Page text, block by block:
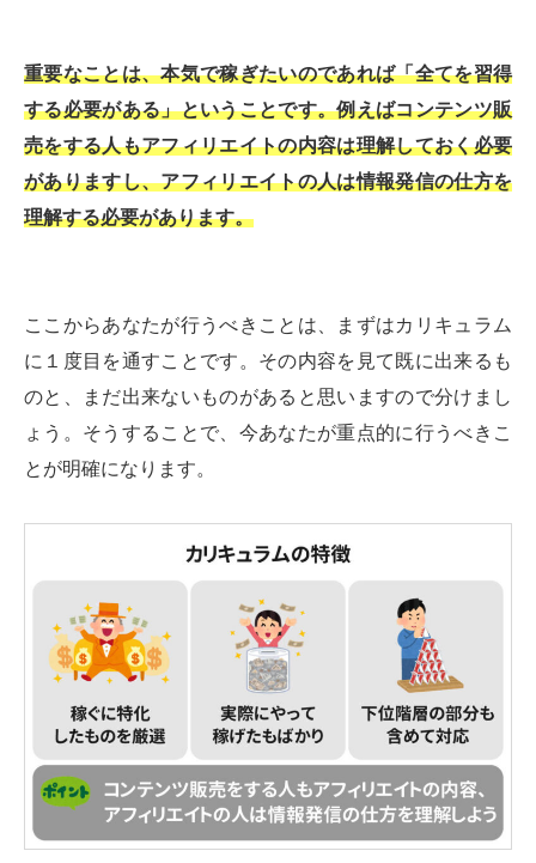
重要なことは、本気で稼ぎたいのであれば「全てを習得
する必要がある」ということです。例えばコンテンツ販
売をする人もアフィリエイトの内容は理解しておく必要
がありますし、アフィリエイトの人は情報発信の仕方を
理解する必要があります。
ここからあなたが行うべきことは、まずはカリキュラム
に１度目を通すことです。その内容を見て既に出来るも
のと、まだ出来ないものがあると思いますので分けまし
ょう。そうすることで、今あなたが重点的に行うべきこ
とが明確になります。